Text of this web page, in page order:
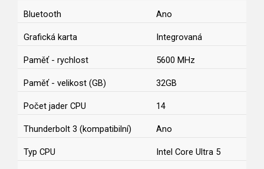
Bluetooth Ano
Grafická karta Integrovaná
Paměť - rychlost 5600 MHz
Paměť - velikost (GB) 32GB
Počet jader CPU 14
Thunderbolt 3 (kompatibilní) Ano
Typ CPU Intel Core Ultra 5